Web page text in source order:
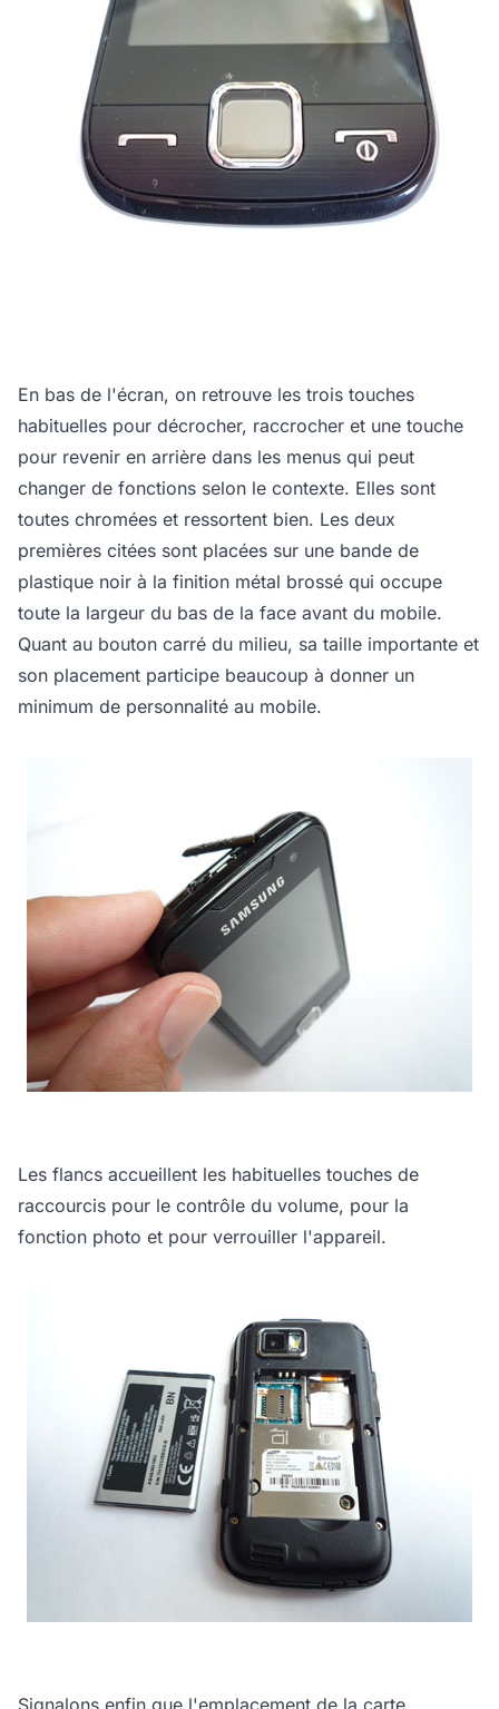
En bas de l'écran, on retrouve les trois touches
habituelles pour décrocher, raccrocher et une touche
pour revenir en arrière dans les menus qui peut
changer de fonctions selon le contexte. Elles sont
toutes chromées et ressortent bien. Les deux
premières citées sont placées sur une bande de
plastique noir à la finition métal brossé qui occupe
toute la largeur du bas de la face avant du mobile.
Quant au bouton carré du milieu, sa taille importante et
son placement participe beaucoup à donner un
minimum de personnalité au mobile.
Les flancs accueillent les habituelles touches de
raccourcis pour le contrôle du volume, pour la
fonction photo et pour verrouiller l'appareil.
Signalons enfin que l'emplacement de la carte